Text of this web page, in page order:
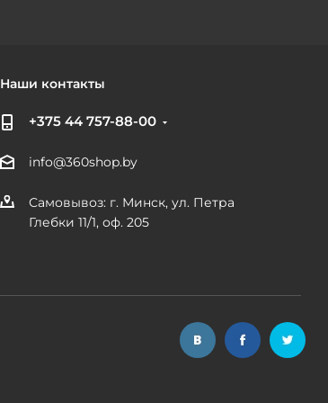
Наши контакты
+375 44 757-88-00
info@360shop.by
Самовывоз: г. Минск, ул. Петра
Глебки 11/1, оф. 205